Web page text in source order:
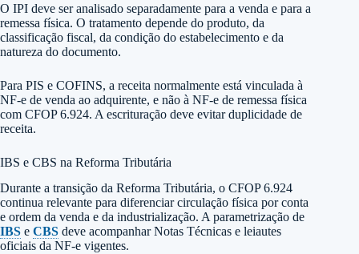
O IPI deve ser analisado separadamente para a venda e para a
remessa física. O tratamento depende do produto, da
classificação fiscal, da condição do estabelecimento e da
natureza do documento.
Para PIS e COFINS, a receita normalmente está vinculada à
NF-e de venda ao adquirente, e não à NF-e de remessa física
com CFOP 6.924. A escrituração deve evitar duplicidade de
receita.
IBS e CBS na Reforma Tributária
Durante a transição da Reforma Tributária, o CFOP 6.924
continua relevante para diferenciar circulação física por conta
e ordem da venda e da industrialização. A parametrização de
IBS e CBS deve acompanhar Notas Técnicas e leiautes
oficiais da NF-e vigentes.